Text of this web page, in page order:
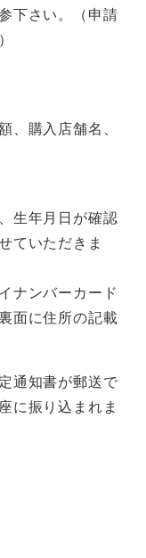
下さい。（申請
、購入店舗名、
生年月日が確認
ていただきま
ナンバーカード
面に住所の記載
通知書が郵送で
に振り込まれま